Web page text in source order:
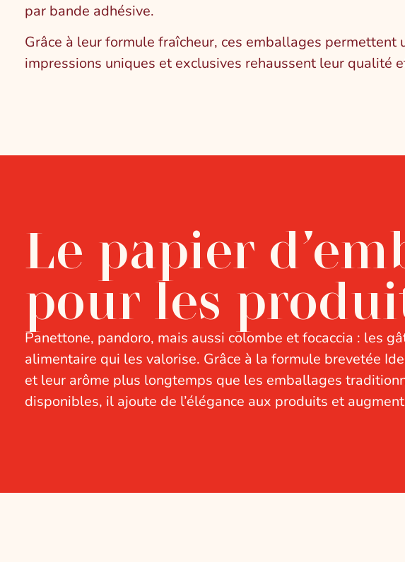
par bande adhésive.
Grâce à leur formule fraîcheur, ces emballages
impressions uniques et exclusives rehaussent leur qualité
Le papier
pour les
Panettone, pandoro, mais aussi colombe et focaccia : les
alimentaire qui les valorise. Grâce à la formule brevetée
et leur arôme plus longtemps que les emballages
disponibles, il ajoute de l’élégance aux produits et